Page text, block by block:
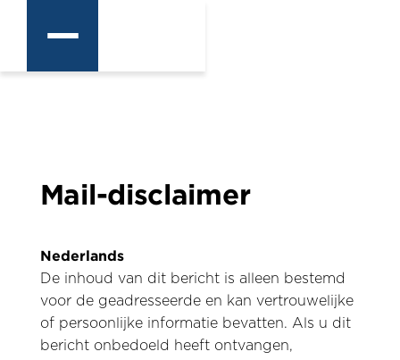
Mail-disclaimer
Nederlands
De inhoud van dit bericht is alleen bestemd
voor de geadresseerde en kan vertrouwelijke
of persoonlijke informatie bevatten. Als u dit
bericht onbedoeld heeft ontvangen,